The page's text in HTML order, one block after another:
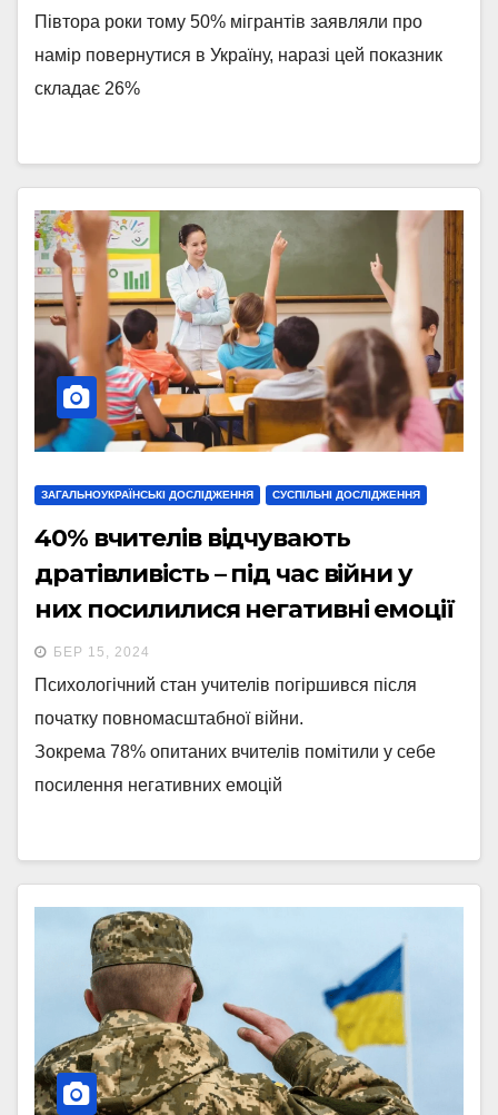
Півтора роки тому 50% мігрантів заявляли про
намір повернутися в Україну, наразі цей показник
складає 26%
ЗАГАЛЬНОУКРАЇНСЬКІ ДОСЛІДЖЕННЯ СУСПІЛЬНІ ДОСЛІДЖЕННЯ
40% вчителів відчувають
дратівливість – під час війни у
них посилилися негативні емоції
БЕР 15, 2024
Психологічний стан учителів погіршився після
початку повномасштабної війни.
Зокрема 78% опитаних вчителів помітили у себе
посилення негативних емоцій